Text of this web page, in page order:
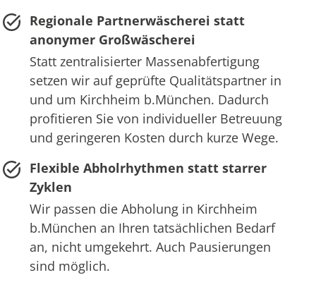
Regionale Partnerwäscherei statt
anonymer Großwäscherei
Statt zentralisierter Massenabfertigung
setzen wir auf geprüfte Qualitätspartner in
und um Kirchheim b.München. Dadurch
profitieren Sie von individueller Betreuung
und geringeren Kosten durch kurze Wege.
Flexible Abholrhythmen statt starrer
Zyklen
Wir passen die Abholung in Kirchheim
b.München an Ihren tatsächlichen Bedarf
an, nicht umgekehrt. Auch Pausierungen
sind möglich.